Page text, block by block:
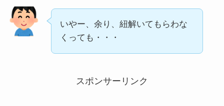
いやー、余り、紐解いてもらわな
くっても・・・
スポンサーリンク